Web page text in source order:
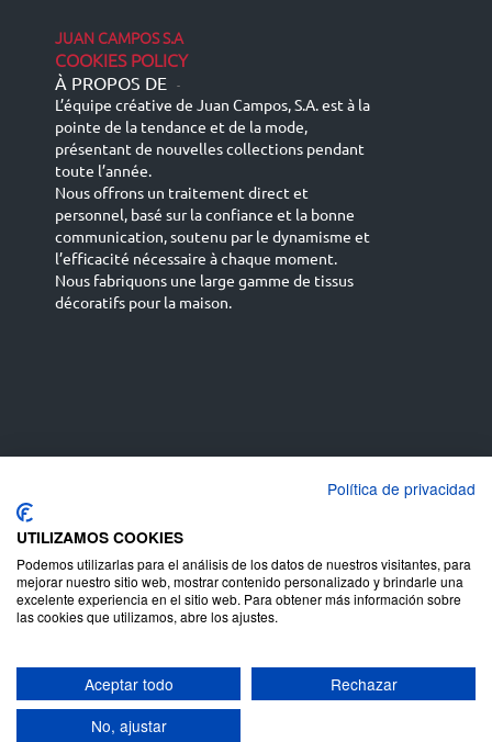
JUAN CAMPOS S.A
COOKIES POLICY
À PROPOS DE -
L’équipe créative de Juan Campos, S.A. est à la
pointe de la tendance et de la mode,
présentant de nouvelles collections pendant
toute l’année.
Nous offrons un traitement direct et
personnel, basé sur la confiance et la bonne
communication, soutenu par le dynamisme et
l’efficacité nécessaire à chaque moment.
Nous fabriquons une large gamme de tissus
décoratifs pour la maison.
English (UK)
conditions d'utilisation du site
-Politique
de vie privée -Avis juridique
Política de privacidad
UTILIZAMOS COOKIES
Podemos utilizarlas para el análisis de los datos de nuestros visitantes, para
mejorar nuestro sitio web, mostrar contenido personalizado y brindarle una
excelente experiencia en el sitio web. Para obtener más información sobre
las cookies que utilizamos, abre los ajustes.
Aceptar todo
Rechazar
No, ajustar